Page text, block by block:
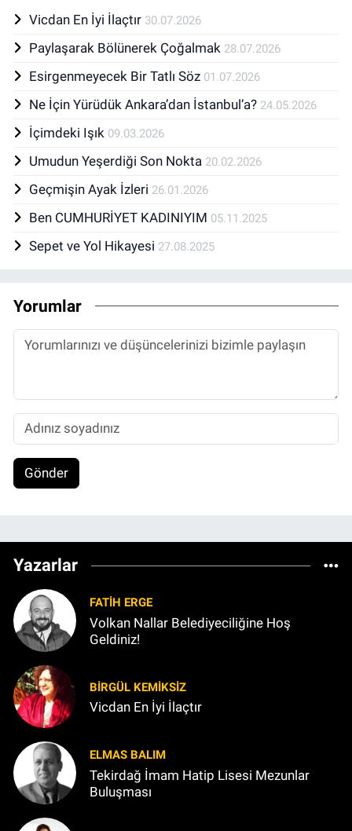
Vicdan En İyi İlaçtır 30.07.2026
Paylaşarak Bölünerek Çoğalmak 28.07.2026
Esirgenmeyecek Bir Tatlı Söz 01.07.2026
Ne İçin Yürüdük Ankara’dan İstanbul’a? 24.05.2026
İçimdeki Işık 09.03.2026
Umudun Yeşerdiği Son Nokta 20.02.2026
Geçmişin Ayak İzleri 26.01.2026
Ben CUMHURİYET KADINIYIM 05.11.2025
Sepet ve Yol Hikayesi 27.08.2025
Yorumlar
Gönder
Yazarlar
FATIH ERGE
Volkan Nallar Belediyeciliğine Hoş
Geldiniz!
BIRGÜL KEMİKSİZ
Vicdan En İyi İlaçtır
ELMAS BALIM
Tekirdağ İmam Hatip Lisesi Mezunlar
Buluşması